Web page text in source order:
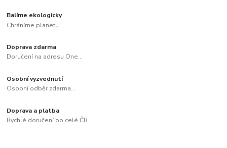
Balíme ekologicky
Chráníme planetu...
Doprava zdarma
Doručení na adresu One...
Osobní vyzvednutí
Osobní odběr zdarma...
Doprava a platba
Rychlé doručení po celé ČR...